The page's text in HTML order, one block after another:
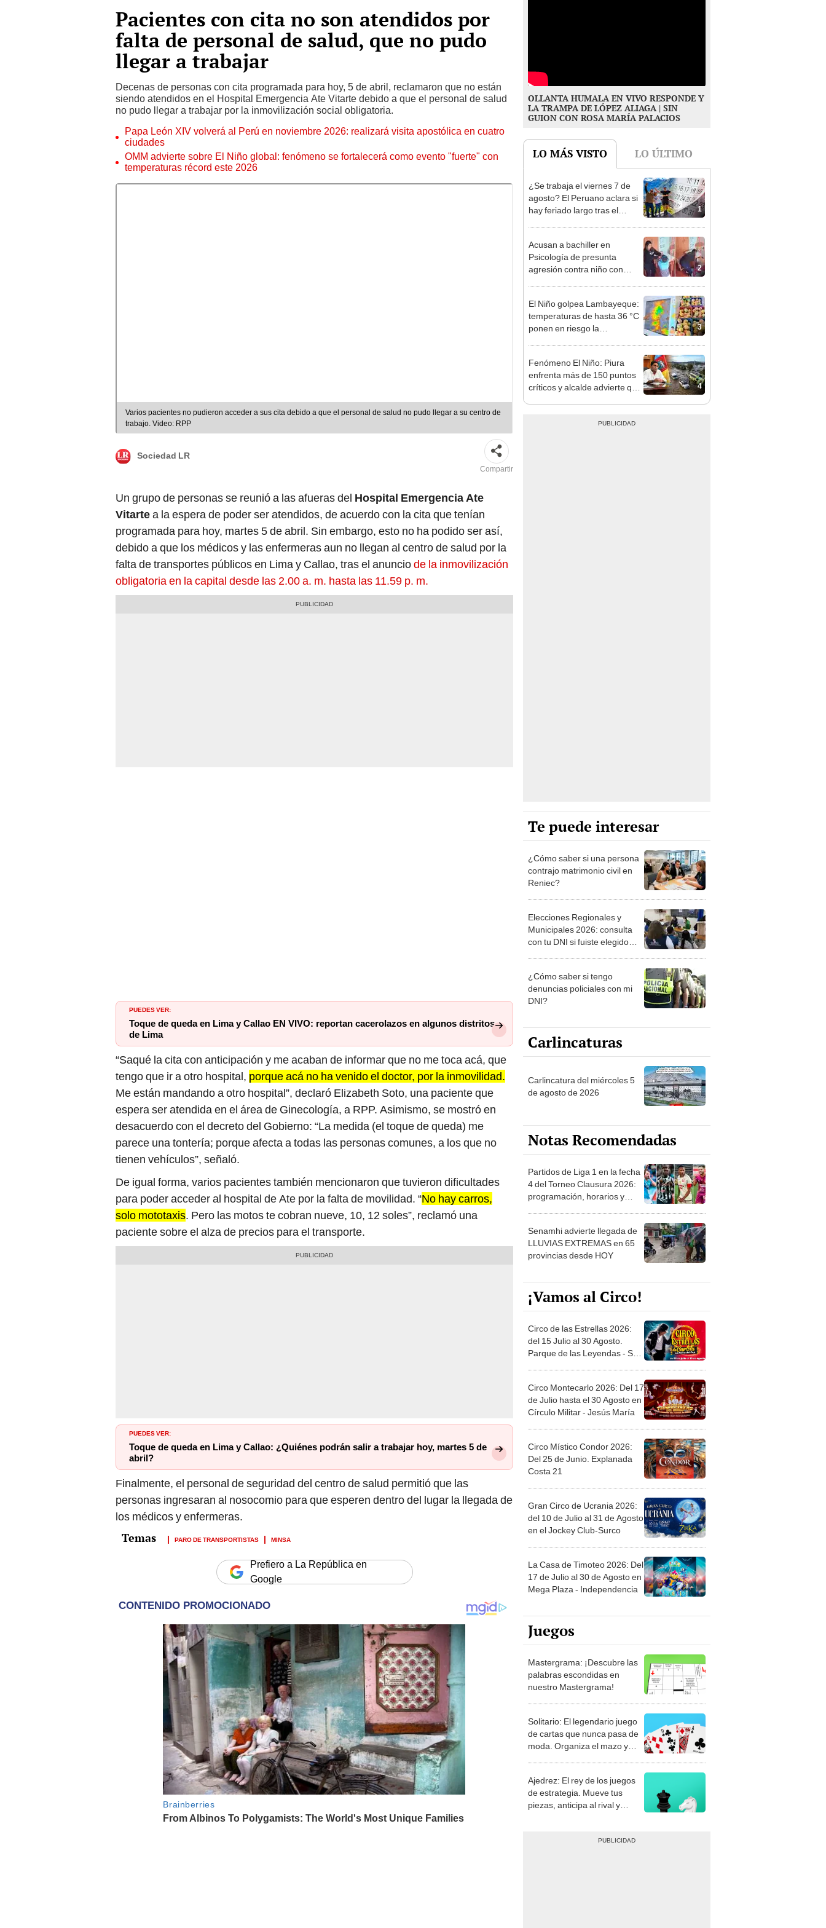
Pacientes con cita no son atendidos por
falta de personal de salud, que no pudo
llegar a trabajar
Decenas de personas con cita programada para hoy, 5 de abril, reclamaron que no están
siendo atendidos en el Hospital Emergencia Ate Vitarte debido a que el personal de salud
no pudo llegar a trabajar por la inmovilización social obligatoria.
Papa León XIV volverá al Perú en noviembre 2026: realizará visita apostólica en cuatro
ciudades
OMM advierte sobre El Niño global: fenómeno se fortalecerá como evento "fuerte" con
temperaturas récord este 2026
Varios pacientes no pudieron acceder a sus cita debido a que el personal de salud no pudo llegar a su centro de
trabajo. Video: RPP
Sociedad LR
Compartir
Un grupo de personas se reunió a las afueras del Hospital Emergencia Ate
Vitartea la espera de poder ser atendidos, de acuerdo con la cita que tenían
programada para hoy, martes 5 de abril. Sin embargo, esto no ha podido ser así,
debido a que los médicos y las enfermeras aun no llegan al centro de salud por la
falta de transportes públicos en Lima y Callao, tras el anunciode la inmovilización
obligatoria en la capital desde las 2.00 a. m. hasta las 11.59 p. m.
PUEDES VER:
Toque de queda en Lima y Callao EN VIVO: reportan cacerolazos en algunos distritos
de Lima
“Saqué la cita con anticipación y me acaban de informar que no me toca acá, que
tengo que ir a otro hospital, porque acá no ha venido el doctor, por la inmovilidad.
Me están mandando a otro hospital”, declaró Elizabeth Soto, una paciente que
espera ser atendida en el área de Ginecología, a RPP. Asimismo, se mostró en
desacuerdo con el decreto del Gobierno: “La medida (el toque de queda) me
parece una tontería; porque afecta a todas las personas comunes, a los que no
tienen vehículos”, señaló.
De igual forma, varios pacientes también mencionaron que tuvieron dificultades
para poder acceder al hospital de Ate por la falta de movilidad. “No hay carros,
solo mototaxis. Pero las motos te cobran nueve, 10, 12 soles”, reclamó una
paciente sobre el alza de precios para el transporte.
PUEDES VER:
Toque de queda en Lima y Callao: ¿Quiénes podrán salir a trabajar hoy, martes 5 de
abril?
Finalmente, el personal de seguridad del centro de salud permitió que las
personas ingresaran al nosocomio para que esperen dentro del lugar la llegada de
los médicos y enfermeras.
PARO DE TRANSPORTISTAS MINSA
Prefiero a La República en
Google
OLLANTA HUMALA EN VIVO RESPONDE Y
LA TRAMPA DE LÓPEZ ALIAGA | SIN
GUION CON ROSA MARÍA PALACIOS
LO MÁS VISTO LO ÚLTIMO
1
¿Se trabaja el viernes 7 de
agosto? El Peruano aclara si
hay feriado largo tras el
2
Acusan a bachiller en
Psicología de presunta
agresión contra niño con
3
El Niño golpea Lambayeque:
temperaturas de hasta 36 °C
ponen en riesgo la
4
Fenómeno El Niño: Piura
enfrenta más de 150 puntos
críticos y alcalde advierte que
Te puede interesar
¿Cómo saber si una persona
contrajo matrimonio civil en
Reniec?
Elecciones Regionales y
Municipales 2026: consulta
con tu DNI si fuiste elegido
la ONPE
¿Cómo saber si tengo
denuncias policiales con mi
DNI?
Carlincaturas
Carlincatura del miércoles 5
de agosto de 2026
Notas Recomendadas
Partidos de Liga 1 en la fecha
4 del Torneo Clausura 2026:
programación, horarios y
Senamhi advierte llegada de
LLUVIAS EXTREMAS en 65
provincias desde HOY
¡Vamos al Circo!
Circo de las Estrellas 2026:
del 15 Julio al 30 Agosto.
Parque de las Leyendas - San
Circo Montecarlo 2026: Del 17
de Julio hasta el 30 Agosto en
Círculo Militar - Jesús María
Circo Místico Condor 2026:
Del 25 de Junio. Explanada
Costa 21
Gran Circo de Ucrania 2026:
del 10 de Julio al 31 de Agosto
en el Jockey Club-Surco
La Casa de Timoteo 2026: Del
17 de Julio al 30 de Agosto en
Mega Plaza - Independencia
Juegos
Mastergrama: ¡Descubre las
palabras escondidas en
nuestro Mastergrama!
Solitario: El legendario juego
de cartas que nunca pasa de
moda. Organiza el mazo y
Ajedrez: El rey de los juegos
de estrategia. Mueve tus
piezas, anticipa al rival y